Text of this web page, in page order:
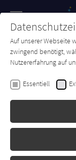
SUCHE
Kazumi
Standard
Auf unserer Webseite
zwingend benötigt,
Nutzererfahrung auf
Essentiell